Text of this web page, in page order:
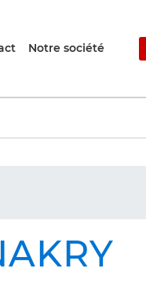
Notre société